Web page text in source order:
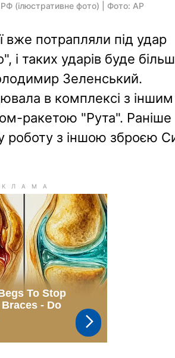
(ілюстративне фото) | Фото: AP
вже потрапляли під удар
і таких ударів буде
Зеленський.
в комплексі з іншим
ракетою "Рута". Раніше
роботу з іншою зброєю